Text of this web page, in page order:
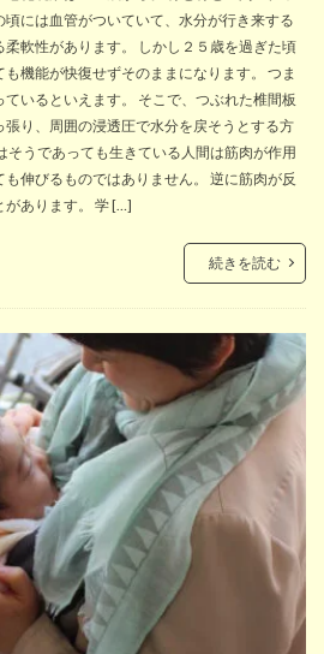
には血管がついていて、水分が行き来する
柔軟性があります。 しかし２５歳を過ぎた頃
機能が快復せずそのままになります。 つま
いるといえます。 そこで、つぶれた椎間板
り、周囲の浸透圧で水分を戻そうとする方
そうであっても生きている人間は筋肉が作用
伸びるものではありません。 逆に筋肉が反
があります。 学 […]
続きを読む